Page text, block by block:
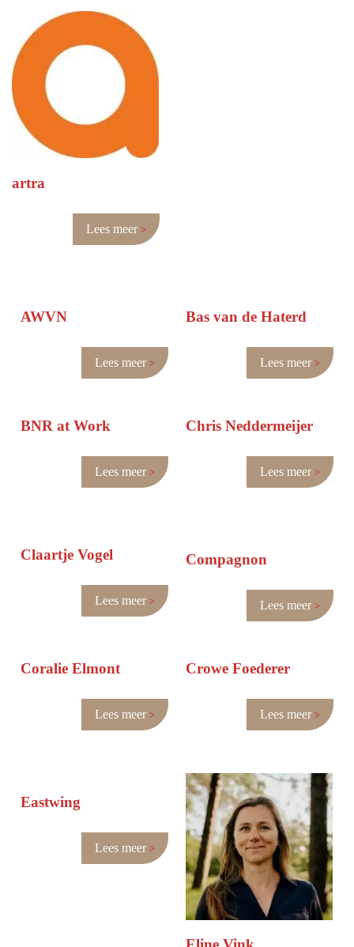
artra
Lees meer
AWVN
Lees meer
Bas van de Haterd
Lees meer
BNR at Work
Lees meer
Chris Neddermeijer
Lees meer
Claartje Vogel
Lees meer
Compagnon
Lees meer
Coralie Elmont
Lees meer
Crowe Foederer
Lees meer
Eastwing
Lees meer